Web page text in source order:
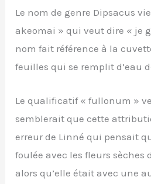
Le nom de genre Dipsacus
akeomai » qui veut dire « je
nom fait référence à la
feuilles qui se remplit d’eau
Le qualificatif « fullonum »
semblerait que cette
erreur de Linné qui pensait
foulée avec les fleurs sèches
alors qu’elle était avec une